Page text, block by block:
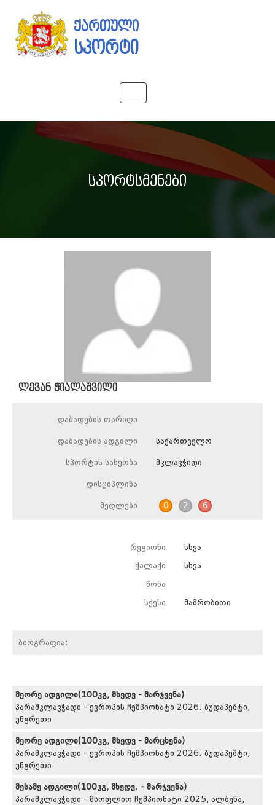
ქართული
სპორტი
navigation
სპორტსმენები
ლევან ჭიალაშვილი
დაბადების თარიღი
დაბადების ადგილი საქართველო
სპორტის სახეობა მკლავჭიდი
დისციპლინა
მედლები 0 2 6
რეგიონი სხვა
ქალაქი სხვა
წონა
სქესი მამრობითი
ბიოგრაფია:
მეორე ადგილი(100კგ, მხედვ - მარჯვენა)
პარამკლავჭადი - ევროპის ჩემპიონატი 2026. ბუდაპეშტი,
უნგრეთი
მეორე ადგილი(100კგ, მხედვ - მარცხენა)
პარამკლავჭადი - ევროპის ჩემპიონატი 2026. ბუდაპეშტი,
უნგრეთი
მესამე ადგილი(100კგ, მხედვ. - მარჯვენა)
პარამკლავჭიდი - მსოფლიო ჩემპიონატი 2025, ალბენა,